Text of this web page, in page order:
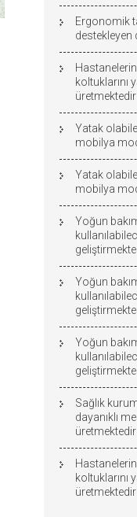
Ergonomik
destekleyen
koltuklarını
üretmektedir
Yatak
mobilya
Yatak
mobilya
Yoğun
Yoğun
Yoğun
Sağlık
dayanıklı
üretmektedir
koltuklarını
üretmektedir